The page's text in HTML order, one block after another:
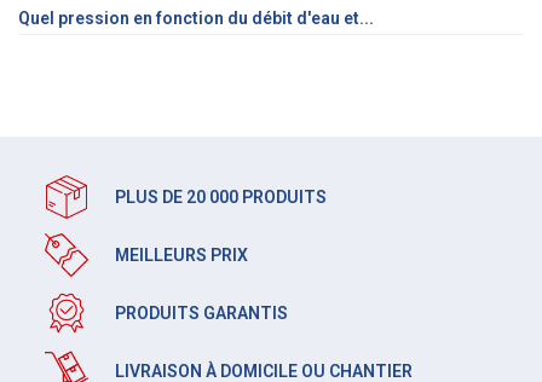
Quel pression en fonction du débit d'eau et...
PLUS DE 20 000 PRODUITS
MEILLEURS PRIX
PRODUITS GARANTIS
LIVRAISON À DOMICILE OU CHANTIER